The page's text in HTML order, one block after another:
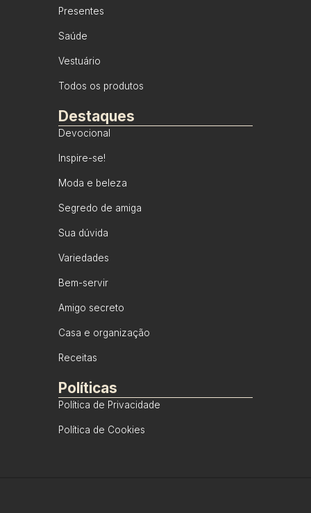
Presentes
Saúde
Vestuário
Todos os produtos
Destaques
Devocional
Inspire-se!
Moda e beleza
Segredo de amiga
Sua dúvida
Variedades
Bem-servir
Amigo secreto
Casa e organização
Receitas
Políticas
Política de Privacidade
Política de Cookies